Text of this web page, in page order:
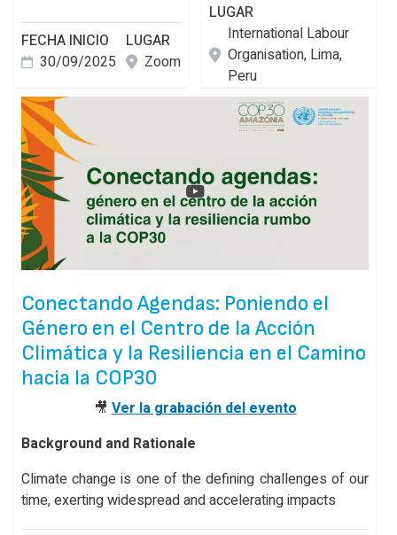
FECHA INICIO
30/09/2025
LUGAR
Zoom
LUGAR
International Labour
Organisation, Lima,
Peru
Conectando Agendas: Poniendo el
Género en el Centro de la Acción
Climática y la Resiliencia en el Camino
hacia la COP30
🎥Ver la grabación del evento
Background and Rationale
Climate change is one of the defining challenges of our
time, exerting widespread and accelerating impacts